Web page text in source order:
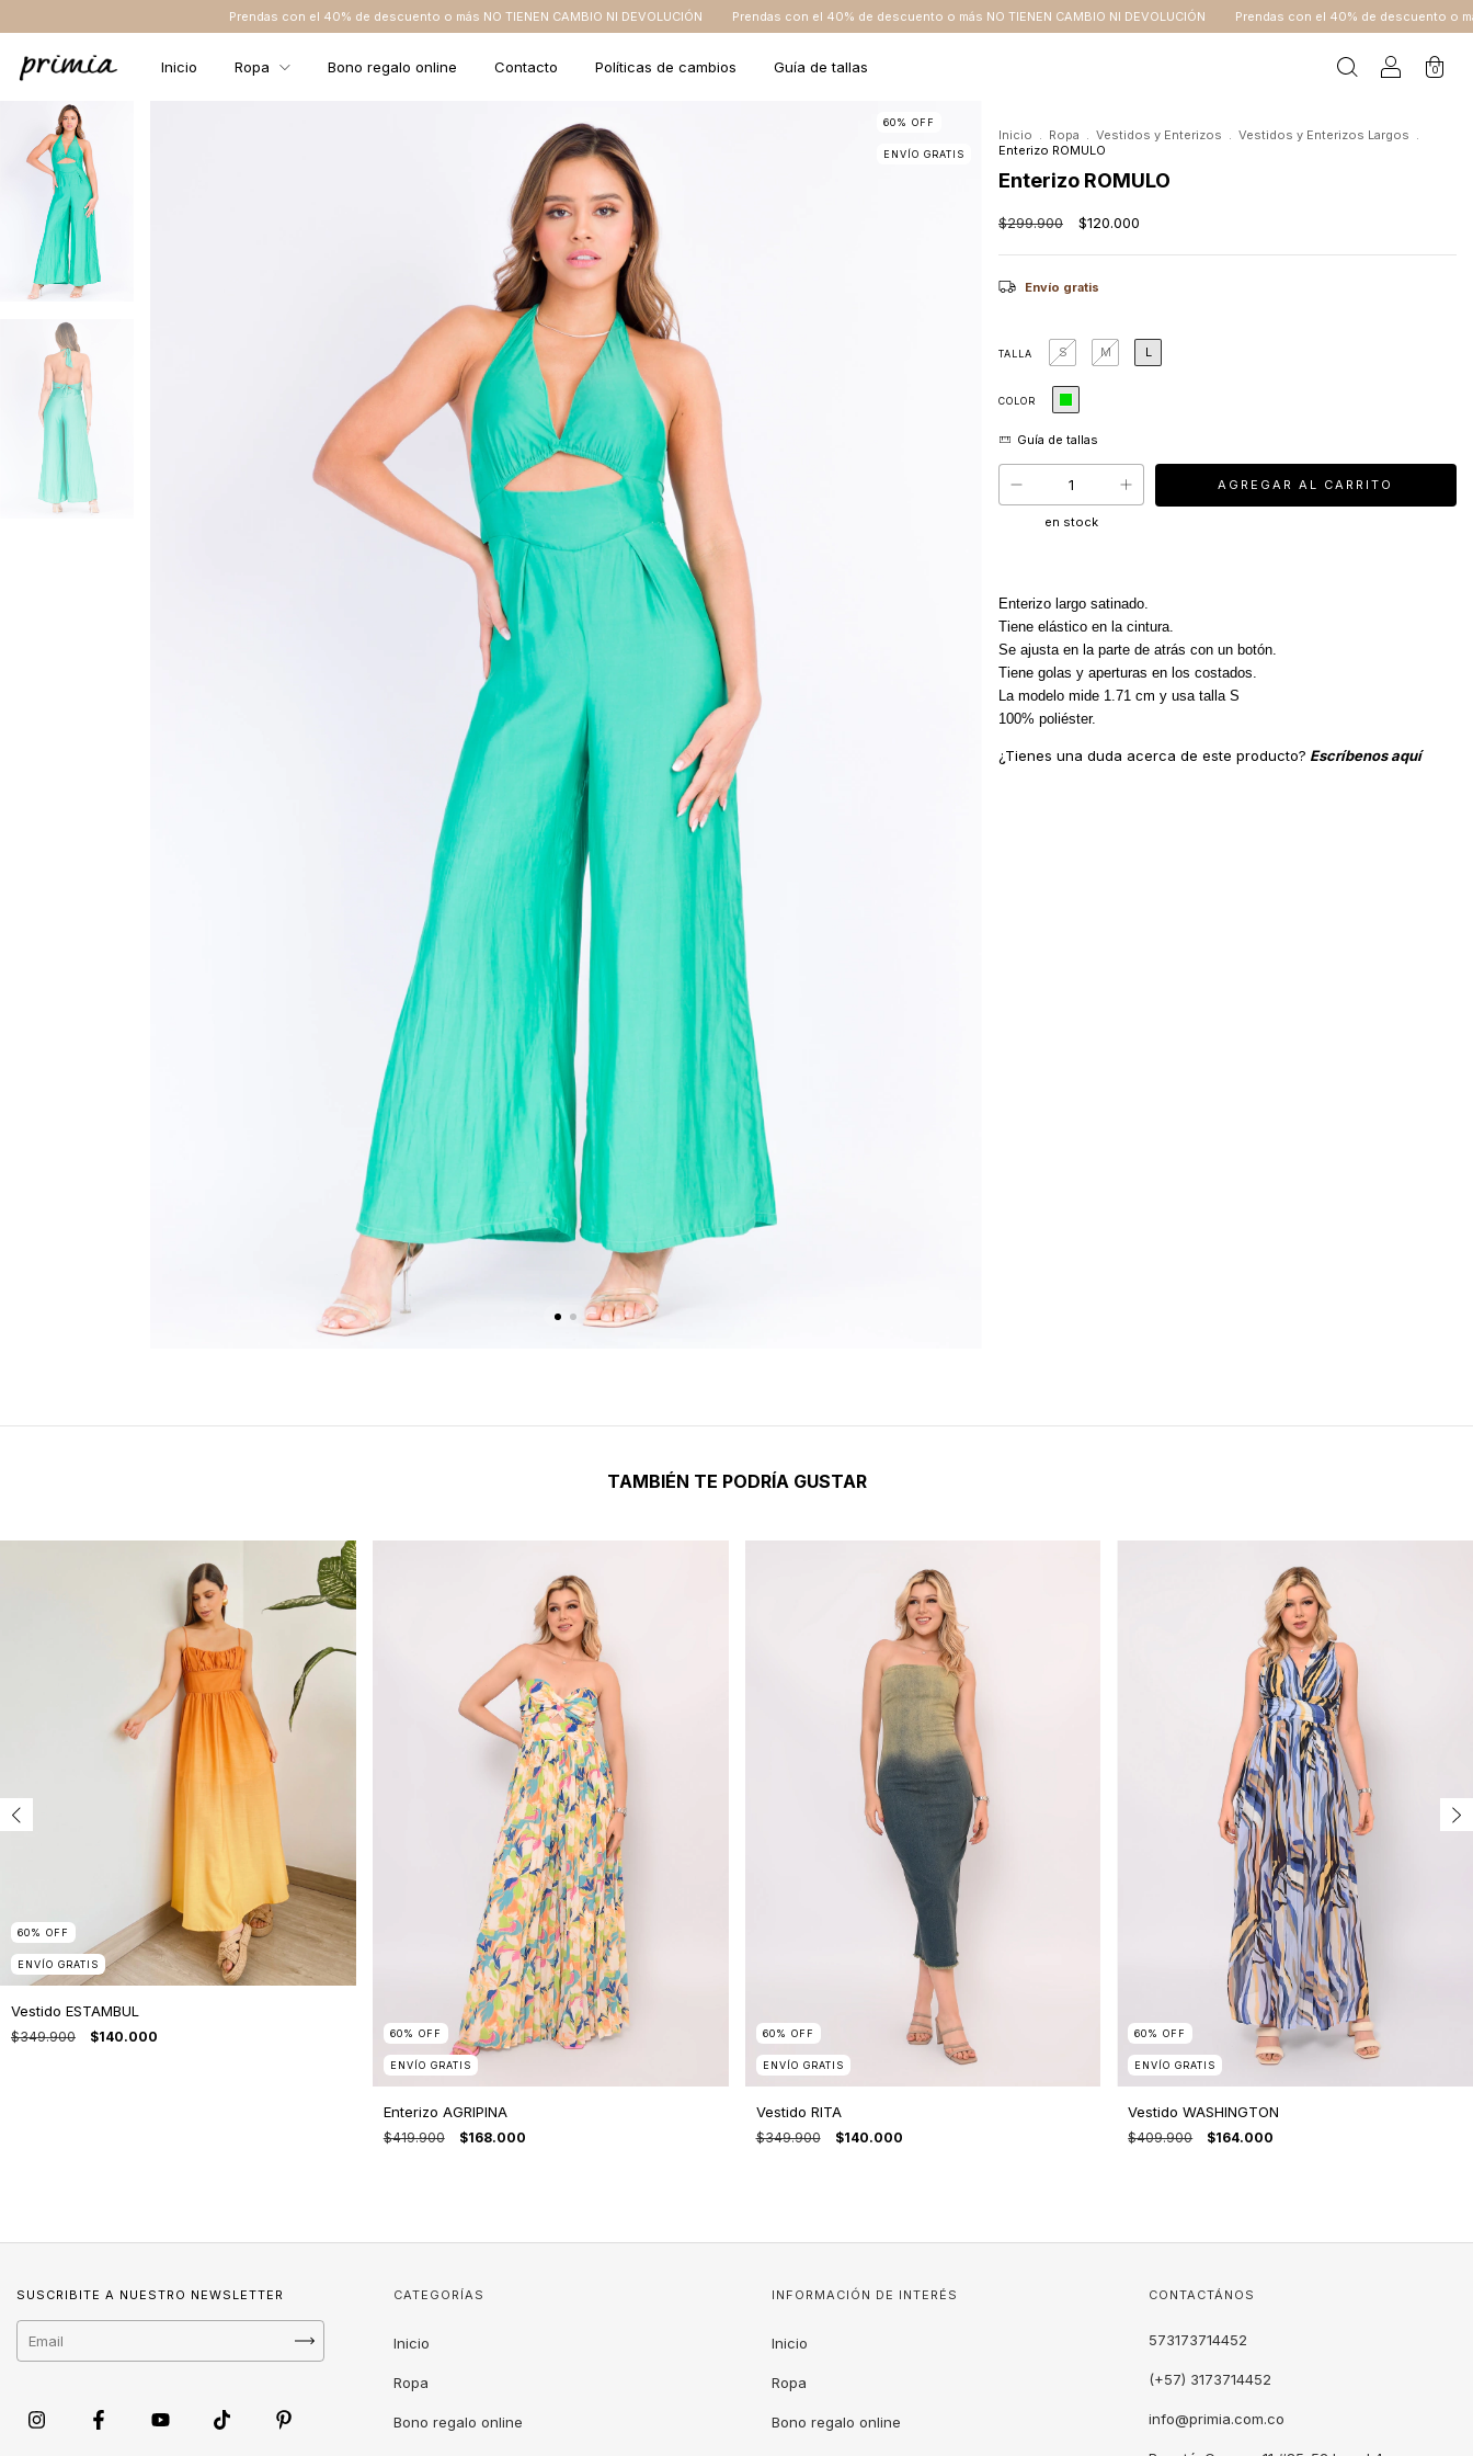
Prendas con el 40% de descuento o más NO TIENEN CAMBIO NI DEVOLUCIÓN Prendas con el 40% de descuento o más NO TIENEN CAMBIO NI DEVOLUCIÓN Prendas con el 40% de descuento o más NO TIENEN
Inicio Ropa Bono regalo online Contacto Políticas de cambios Guía de tallas 0
60% OFF
ENVÍO GRATIS
Inicio . Ropa . Vestidos y Enterizos . Vestidos y Enterizos Largos .
Enterizo ROMULO
Enterizo ROMULO
$299.900 $120.000
Envío gratis
TALLA S M L
COLOR
en stock
Enterizo largo satinado.
Tiene elástico en la cintura.
Se ajusta en la parte de atrás con un botón.
Tiene golas y aperturas en los costados.
La modelo mide 1.71 cm y usa talla S
100% poliéster.
¿Tienes una duda acerca de este producto? Escríbenos aquí
TAMBIÉN TE PODRÍA GUSTAR
60% OFF
ENVÍO GRATIS
Vestido ESTAMBUL
$349.900 $140.000 60% OFF
ENVÍO GRATIS
Enterizo AGRIPINA
$419.900 $168.000
60% OFF
ENVÍO GRATIS
Vestido RITA
$349.900 $140.000
60%OFF
ENVÍO GRATIS
Vestido WASHINGTON
$409.900 $164.000
SUSCRIBITE A NUESTRO NEWSLETTER CATEGORÍAS
Inicio
Ropa
Bono regalo online
INFORMACIÓN DE INTERÉS
Inicio
Ropa
Bono regalo online
CONTACTÁNOS
573173714452
(+57) 3173714452
info@primia.com.co